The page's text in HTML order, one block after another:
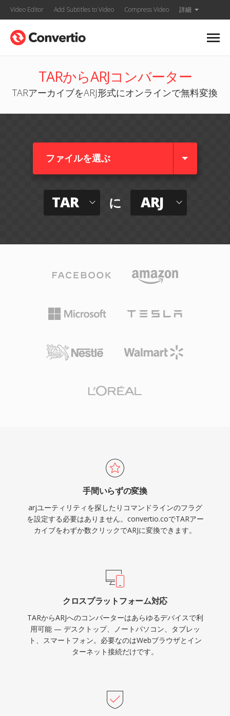
Video Editor Add Subtitles to Video Compress Video 詳細
TARからARJコンバーター
TARアーカイブをARJ形式にオンラインで無料変換
ファイルを選ぶ
TAR に ARJ
手間いらずの変換
arjユーティリティを探したりコマンドラインのフラグ
を設定する必要はありません。convertio.coでTARアー
カイブをわずか数クリックでARJに変換できます。
クロスプラットフォーム対応
TARからARJへのコンバーターはあらゆるデバイスで利
用可能 — デスクトップ、ノートパソコン、タブレッ
ト、スマートフォン。必要なのはWebブラウザとイン
ターネット接続だけです。